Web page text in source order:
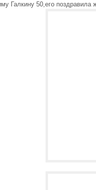
Галкину 50,его поздравила